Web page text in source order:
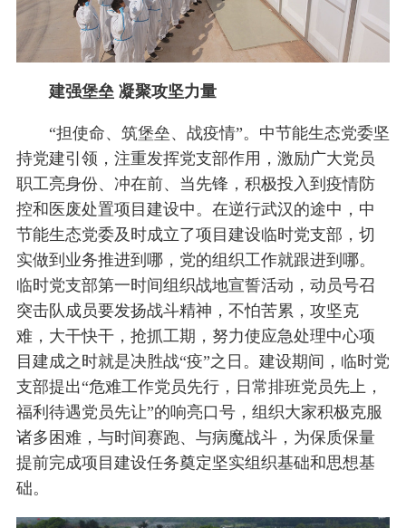
建强堡垒 凝聚攻坚力量
“担使命、筑堡垒、战疫情”。中节能生态党委坚
持党建引领，注重发挥党支部作用，激励广大党员
职工亮身份、冲在前、当先锋，积极投入到疫情防
控和医废处置项目建设中。在逆行武汉的途中，中
节能生态党委及时成立了项目建设临时党支部，切
实做到业务推进到哪，党的组织工作就跟进到哪。
临时党支部第一时间组织战地宣誓活动，动员号召
突击队成员要发扬战斗精神，不怕苦累，攻坚克
难，大干快干，抢抓工期，努力使应急处理中心项
目建成之时就是决胜战“疫”之日。建设期间，临时党
支部提出“危难工作党员先行，日常排班党员先上，
福利待遇党员先让”的响亮口号，组织大家积极克服
诸多困难，与时间赛跑、与病魔战斗，为保质保量
提前完成项目建设任务奠定坚实组织基础和思想基
础。